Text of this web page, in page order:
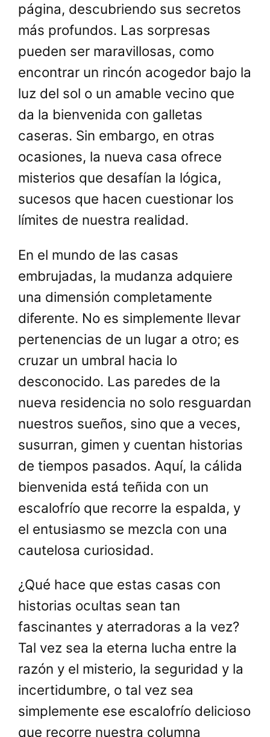
página, descubriendo sus secretos
más profundos. Las sorpresas
pueden ser maravillosas, como
encontrar un rincón acogedor bajo la
luz del sol o un amable vecino que
da la bienvenida con galletas
caseras. Sin embargo, en otras
ocasiones, la nueva casa ofrece
misterios que desafían la lógica,
sucesos que hacen cuestionar los
límites de nuestra realidad.
En el mundo de las casas
embrujadas, la mudanza adquiere
una dimensión completamente
diferente. No es simplemente llevar
pertenencias de un lugar a otro; es
cruzar un umbral hacia lo
desconocido. Las paredes de la
nueva residencia no solo resguardan
nuestros sueños, sino que a veces,
susurran, gimen y cuentan historias
de tiempos pasados. Aquí, la cálida
bienvenida está teñida con un
escalofrío que recorre la espalda, y
el entusiasmo se mezcla con una
cautelosa curiosidad.
¿Qué hace que estas casas con
historias ocultas sean tan
fascinantes y aterradoras a la vez?
Tal vez sea la eterna lucha entre la
razón y el misterio, la seguridad y la
incertidumbre, o tal vez sea
simplemente ese escalofrío delicioso
que recorre nuestra columna